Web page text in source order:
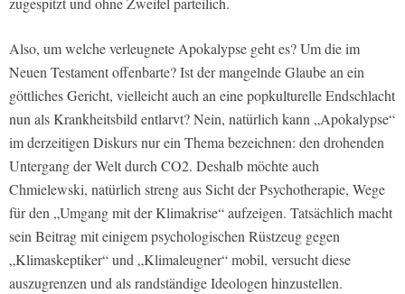
Also, um welche verleugnete Apokalypse geht es? Um die im
Neuen Testament offenbarte? Ist der mangelnde Glaube an ein
göttliches Gericht, vielleicht auch an eine popkulturelle Endschlacht
nun als Krankheitsbild entlarvt? Nein, natürlich kann „Apokalypse“
im derzeitigen Diskurs nur ein Thema bezeichnen: den drohenden
Untergang der Welt durch CO2. Deshalb möchte auch
Chmielewski, natürlich streng aus Sicht der Psychotherapie, Wege
für den „Umgang mit der Klimakrise“ aufzeigen. Tatsächlich macht
sein Beitrag mit einigem psychologischen Rüstzeug gegen
„Klimaskeptiker“ und „Klimaleugner“ mobil, versucht diese
auszugrenzen und als randständige Ideologen hinzustellen.